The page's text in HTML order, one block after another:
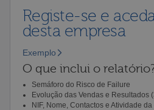
Registe-se e
desta empresa
Exemplo
O que inclui o
Semáforo do Risco de Failure
Evolução das Vendas e Resultados
NIF, Nome, Contactos e Atividade